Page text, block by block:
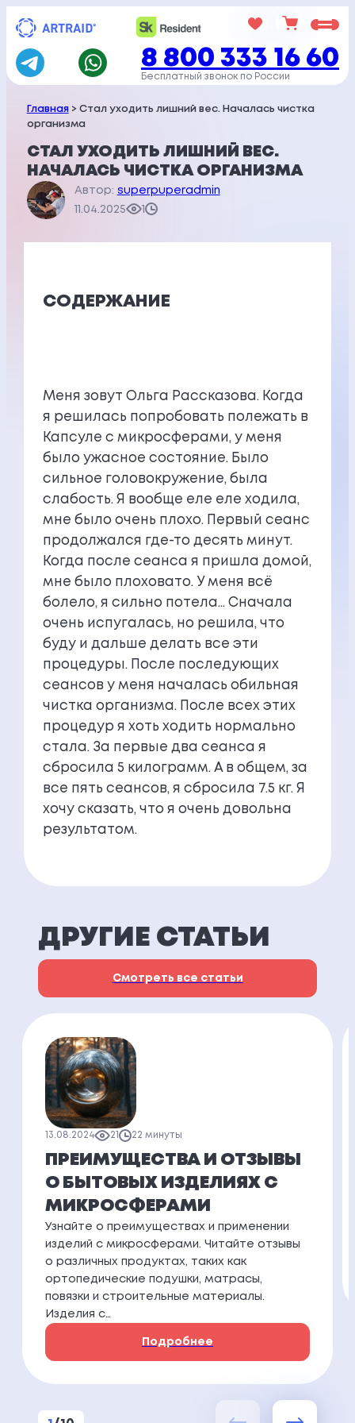
Перейти
содержимому
8 800 333 16 60
Бесплатный звонок по России
Главная> Стал уходить лишний вес. Началась чистка
организма
СТАЛ УХОДИТЬ ЛИШНИЙ ВЕС.
НАЧАЛАСЬ ЧИСТКА ОРГАНИЗМА
Автор: superpuperadmin
11.04.2025 1
СОДЕРЖАНИЕ
Меня зовут Ольга Рассказова. Когда
я решилась попробовать полежать в
Капсуле с микросферами, у меня
было ужасное состояние. Было
сильное головокружение, была
слабость. Я вообще еле еле ходила,
мне было очень плохо. Первый сеанс
продолжался где-то десять минут.
Когда после сеанса я пришла домой,
мне было плоховато. У меня всё
болело, я сильно потела… Сначала
очень испугалась, но решила, что
буду и дальше делать все эти
процедуры. После последующих
сеансов у меня началась обильная
чистка организма. После всех этих
процедур я хоть ходить нормально
стала. За первые два сеанса я
сбросила 5 килограмм. А в общем, за
все пять сеансов, я сбросила 7.5 кг. Я
хочу сказать, что я очень довольна
результатом.
ДРУГИЕ СТАТЬИ
Смотреть все статьи
13.08.2024 21 22 минуты
ПРЕИМУЩЕСТВА И ОТЗЫВЫ
О БЫТОВЫХ ИЗДЕЛИЯХ С
МИКРОСФЕРАМИ
Узнайте о преимуществах и применении
изделий с микросферами. Читайте отзывы
о различных продуктах, таких как
ортопедические подушки, матрасы,
повязки и строительные материалы.
Изделия с…
Подробнее